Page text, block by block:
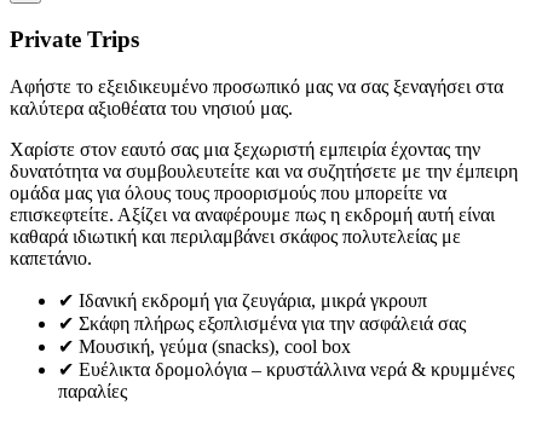
Private Trips
Αφήστε το εξειδικευμένο προσωπικό μας να σας ξεναγήσει στα
καλύτερα αξιοθέατα του νησιού μας.
Χαρίστε στον εαυτό σας μια ξεχωριστή εμπειρία έχοντας την
δυνατότητα να συμβουλευτείτε και να συζητήσετε με την έμπειρη
ομάδα μας για όλους τους προορισμούς που μπορείτε να
επισκεφτείτε. Αξίζει να αναφέρουμε πως η εκδρομή αυτή είναι
καθαρά ιδιωτική και περιλαμβάνει σκάφος πολυτελείας με
καπετάνιο.
✔ Ιδανική εκδρομή για ζευγάρια, μικρά γκρουπ
✔ Σκάφη πλήρως εξοπλισμένα για την ασφάλειά σας
✔ Μουσική, γεύμα (snacks), cool box
✔ Ευέλικτα δρομολόγια – κρυστάλλινα νερά & κρυμμένες
παραλίες